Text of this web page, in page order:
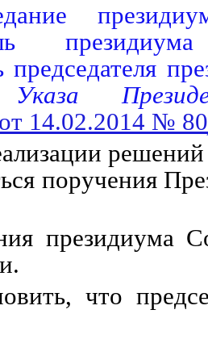
председателя
Указа
от 14.02.2014 № 80
поручения
президиума
что